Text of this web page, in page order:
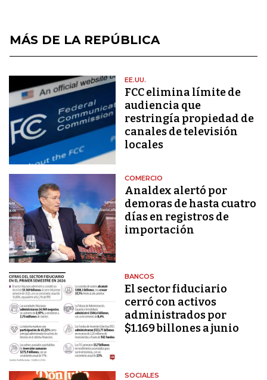
MÁS DE LA REPÚBLICA
EE.UU.
FCC elimina límite de
audiencia que
restringía propiedad de
canales de televisión
locales
COMERCIO
Analdex alertó por
demoras de hasta cuatro
días en registros de
importación
BANCOS
El sector fiduciario
cerró con activos
administrados por
$1.169 billones a junio
SOCIALES